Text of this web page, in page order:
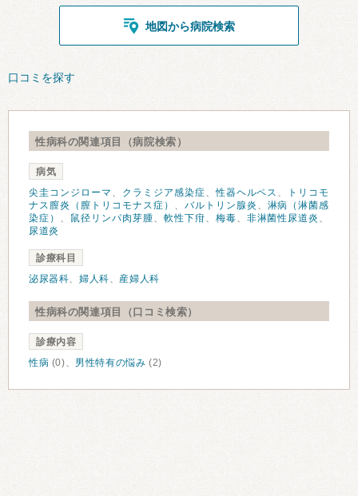
地図から病院検索
口コミを探す
性病科の関連項目（病院検索）
病気
尖圭コンジローマ 、 クラミジア感染症、性器ヘルペス 、
トリコモ
ナス膣炎（膣トリコモナス症） 、 バルトリン腺炎 、 淋病（淋菌感
染症） 、 鼠径リンパ肉芽腫、 軟性下疳、 梅毒、 非淋菌性尿道炎 、
尿道炎
診療科目
泌尿器科、婦人科、 産婦人科
性病科の関連項目（口コミ検索）
診療内容
性病 (0)、 男性特有の悩み (2)